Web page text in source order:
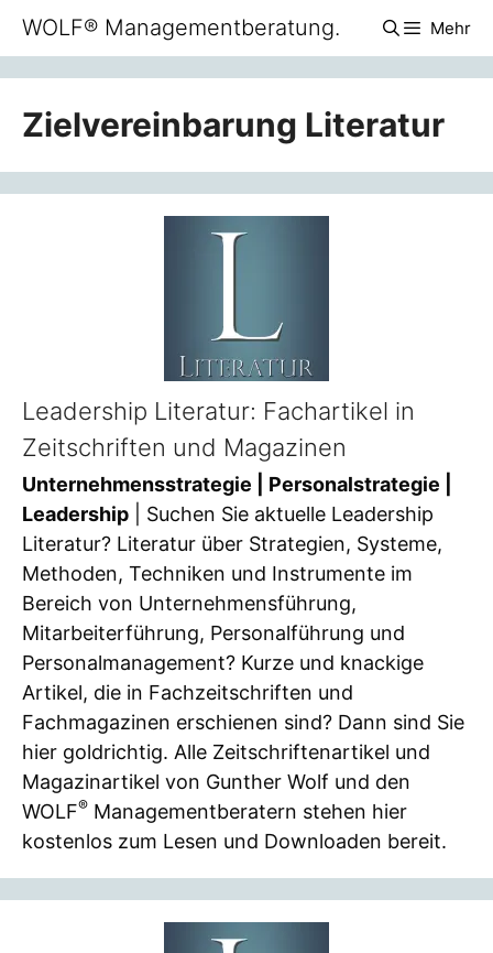
Zum
Inhalt
springen
WOLF® Managementberatung. Mehr
Zielvereinbarung Literatur
Leadership Literatur: Fachartikel in
Zeitschriften und Magazinen
Unternehmensstrategie | Personalstrategie |
Leadership | Suchen Sie aktuelle Leadership
Literatur? Literatur über Strategien, Systeme,
Methoden, Techniken und Instrumente im
Bereich von Unternehmensführung,
Mitarbeiterführung, Personalführung und
Personalmanagement? Kurze und knackige
Artikel, die in Fachzeitschriften und
Fachmagazinen erschienen sind? Dann sind Sie
hier goldrichtig. Alle Zeitschriftenartikel und
Magazinartikel von Gunther Wolf und den
WOLF® Managementberatern stehen hier
kostenlos zum Lesen und Downloaden bereit.